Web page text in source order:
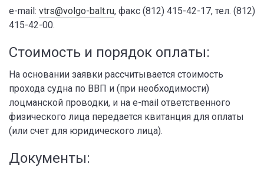
e-mail: vtrs@volgo-balt.ru, факс (812) 415-42-17, тел. (812)
415-42-00.
Стоимость и порядок оплаты:
На основании заявки рассчитывается стоимость
прохода судна по ВВП и (при необходимости)
лоцманской проводки, и на e-mail ответственного
физического лица передается квитанция для оплаты
(или счет для юридического лица).
Документы: